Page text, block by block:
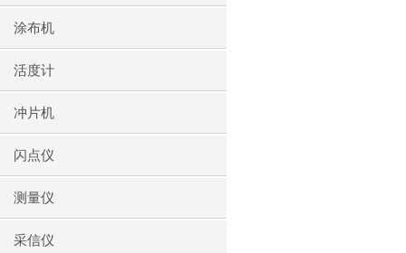
涂布机
活度计
冲片机
闪点仪
测量仪
采信仪